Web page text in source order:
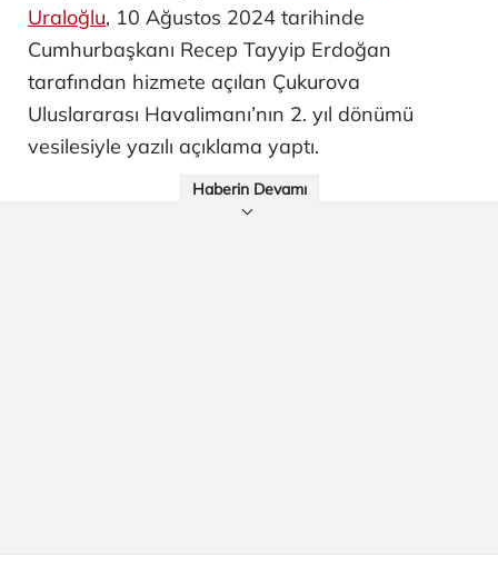
Uraloğlu, 10 Ağustos 2024 tarihinde
Cumhurbaşkanı Recep Tayyip Erdoğan
tarafından hizmete açılan Çukurova
Uluslararası Havalimanı’nın 2. yıl dönümü
vesilesiyle yazılı açıklama yaptı.
Haberin Devamı